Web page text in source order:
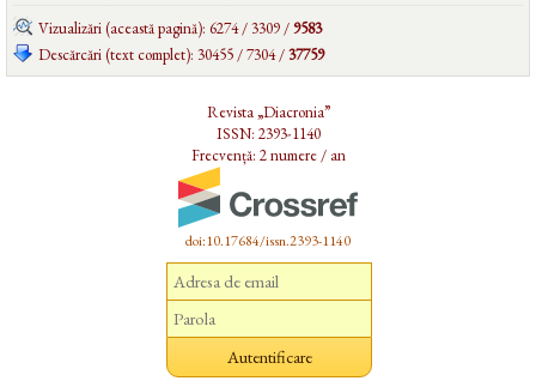
Vizualizări (această pagină): 6274 / 3309 /9583
Descărcări (text complet): 30455 / 7304 /37759
Revista „Diacronia”
ISSN: 2393-1140
Frecvență: 2 numere / an
doi:10.17684/issn.2393-1140